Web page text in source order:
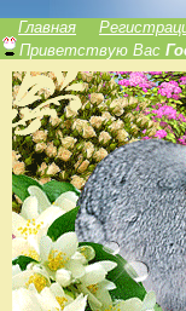
Главная
Приветствую Вас